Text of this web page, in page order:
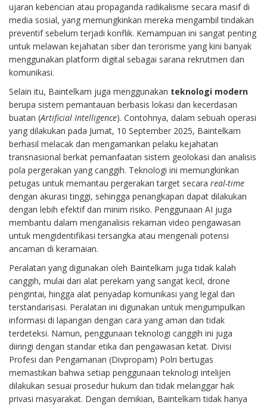
ujaran kebencian atau propaganda radikalisme secara masif di
media sosial, yang memungkinkan mereka mengambil tindakan
preventif sebelum terjadi konflik. Kemampuan ini sangat penting
untuk melawan kejahatan siber dan terorisme yang kini banyak
menggunakan platform digital sebagai sarana rekrutmen dan
komunikasi.
Selain itu, Baintelkam juga menggunakan teknologi modern
berupa sistem pemantauan berbasis lokasi dan kecerdasan
buatan (Artificial Intelligence). Contohnya, dalam sebuah operasi
yang dilakukan pada Jumat, 10 September 2025, Baintelkam
berhasil melacak dan mengamankan pelaku kejahatan
transnasional berkat pemanfaatan sistem geolokasi dan analisis
pola pergerakan yang canggih. Teknologi ini memungkinkan
petugas untuk memantau pergerakan target secara real-time
dengan akurasi tinggi, sehingga penangkapan dapat dilakukan
dengan lebih efektif dan minim risiko. Penggunaan AI juga
membantu dalam menganalisis rekaman video pengawasan
untuk mengidentifikasi tersangka atau mengenali potensi
ancaman di keramaian.
Peralatan yang digunakan oleh Baintelkam juga tidak kalah
canggih, mulai dari alat perekam yang sangat kecil, drone
pengintai, hingga alat penyadap komunikasi yang legal dan
terstandarisasi. Peralatan ini digunakan untuk mengumpulkan
informasi di lapangan dengan cara yang aman dan tidak
terdeteksi. Namun, penggunaan teknologi canggih ini juga
diiringi dengan standar etika dan pengawasan ketat. Divisi
Profesi dan Pengamanan (Divpropam) Polri bertugas
memastikan bahwa setiap penggunaan teknologi intelijen
dilakukan sesuai prosedur hukum dan tidak melanggar hak
privasi masyarakat. Dengan demikian, Baintelkam tidak hanya